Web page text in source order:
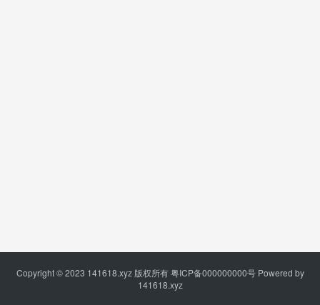
Copyright © 2023 141618.xyz版权所有粤ICP备000000000号Powered by
141618.xyz